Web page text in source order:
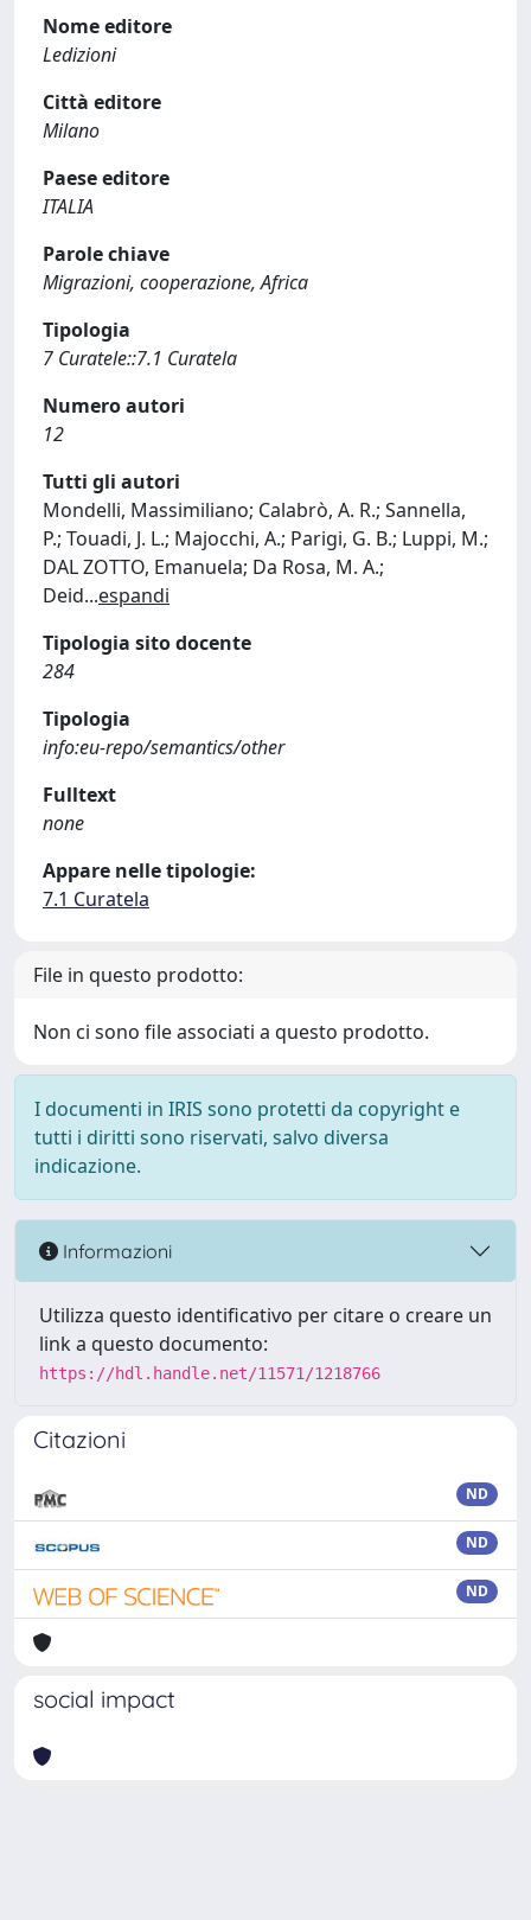
Nome editore
Ledizioni
Città editore
Milano
Paese editore
ITALIA
Parole chiave
Migrazioni, cooperazione, Africa
Tipologia
7 Curatele::7.1 Curatela
Numero autori
12
Tutti gli autori
Mondelli, Massimiliano; Calabrò, A. R.; Sannella,
P.; Touadi, J. L.; Majocchi, A.; Parigi, G. B.; Luppi, M.;
DAL ZOTTO, Emanuela; Da Rosa, M. A.;
Deid...espandi
Tipologia sito docente
284
Tipologia
info:eu-repo/semantics/other
Fulltext
none
Appare nelle tipologie:
7.1 Curatela
File in questo prodotto:
Non ci sono file associati a questo prodotto.
I documenti in IRIS sono protetti da copyright e
tutti i diritti sono riservati, salvo diversa
indicazione.
Informazioni
Utilizza questo identificativo per citare o creare un
link a questo documento:
https://hdl.handle.net/11571/1218766
Citazioni
ND
ND
ND
social impact